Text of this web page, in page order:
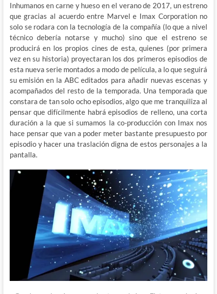
Inhumanos en carne y hueso en el verano de 2017, un estreno
que gracias al acuerdo entre Marvel e Imax Corporation no
solo se rodara con la tecnología de la compañía (lo que a nivel
técnico debería notarse y mucho) sino que el estreno se
producirá en los propios cines de esta, quienes (por primera
vez en su historia) proyectaran los dos primeros episodios de
esta nueva serie montados a modo de película, a lo que seguirá
su emisión en la ABC editados para añadir nuevas escenas y
acompañados del resto de la temporada. Una temporada que
constara de tan solo ocho episodios, algo que me tranquiliza al
pensar que difícilmente habrá episodios de relleno, una corta
duración a la que si sumamos la co-producción con Imax nos
hace pensar que van a poder meter bastante presupuesto por
episodio y hacer una traslación digna de estos personajes a la
pantalla.